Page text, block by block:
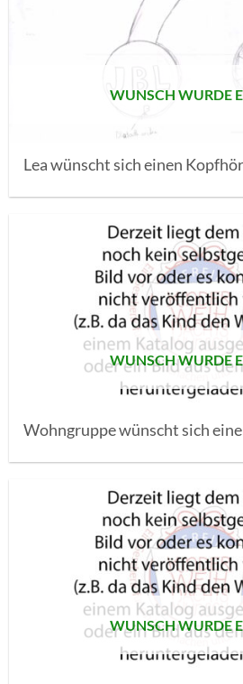
WUNSCH WURDE
Lea wünscht sich einen
WUNSCH WURDE
Wohngruppe wünscht sich
WUNSCH WURDE